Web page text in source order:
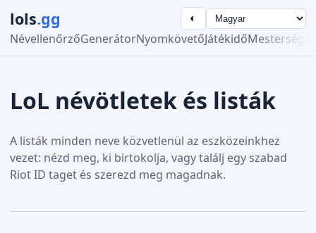
lols.gg
NévellenőrzőGenerátorNyomkövetőJátékidőMesterség
◐
LoL névötletek és listák
A listák minden neve közvetlenül az eszközeinkhez
vezet: nézd meg, ki birtokolja, vagy találj egy szabad
Riot ID taget és szerezd meg magadnak.